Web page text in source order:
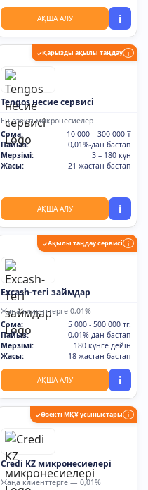
АҚША АЛУ i
✓Қарызды ақылы таңдау i
Tengos несие сервисі
Ең өзекті микронесиелер
Сома:
10 000 – 300 000 ₸
Пайыз:
0,01%-дан бастап
Мерзімі:
3 – 180 күн
Жасы:
21 жастан бастап
АҚША АЛУ i
✓Ақылы таңдау сервисі i
Excash-тегі займдар
Жаңа клиенттерге 0,01%
Сома:
5 000 - 500 000 тг.
Пайыз:
0,01%-дан бастап
Мерзімі:
180 күнге дейін
Жасы:
18 жастан бастап
АҚША АЛУ i
✓Өзекті МҚҰ ұсыныстары i
Credi KZ микронесиелері
Жаңа клиенттерге — 0,01%